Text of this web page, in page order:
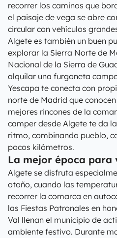
recorrer los caminos que
el paisaje de vega se abre
circular con vehículos
Algete es también un buen
explorar la Sierra Norte de
Nacional de la Sierra de
alquilar una furgoneta
Yescapa te conecta con
norte de Madrid que
mejores rincones de la
camper desde Algete te da
ritmo, combinando pueblo,
pocos kilómetros.
La mejor época para
Algete se disfruta
otoño, cuando las
recorrer la comarca en
las Fiestas Patronales en
Val llenan el municipio de
ambiente festivo. Durante